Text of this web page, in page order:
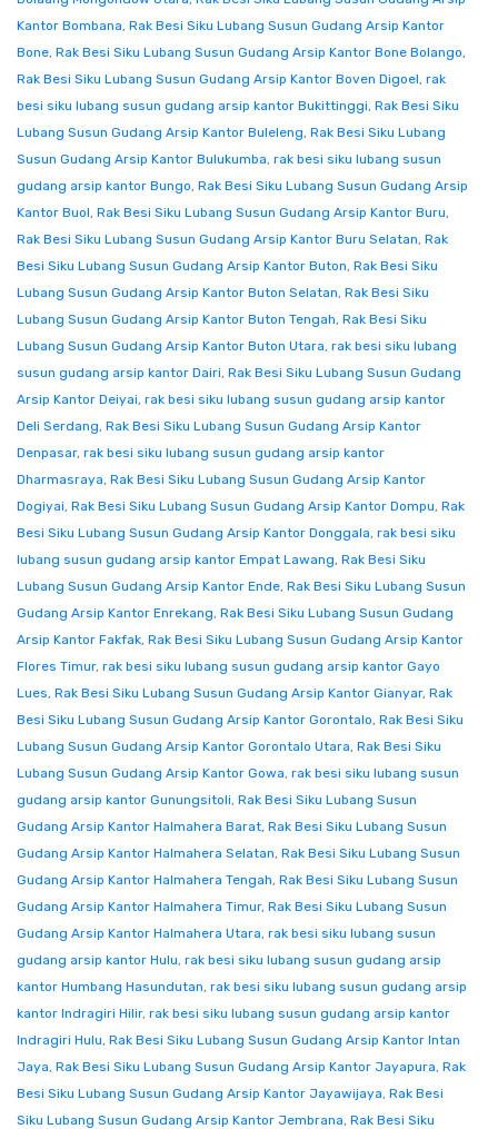
Kantor Bombana, Rak Besi Siku Lubang Susun Gudang Arsip Kantor
Bone, Rak Besi Siku Lubang Susun Gudang Arsip Kantor Bone Bolango,
Rak Besi Siku Lubang Susun Gudang Arsip Kantor Boven Digoel, rak
besi siku lubang susun gudang arsip kantor Bukittinggi, Rak Besi Siku
Lubang Susun Gudang Arsip Kantor Buleleng, Rak Besi Siku Lubang
Susun Gudang Arsip Kantor Bulukumba, rak besi siku lubang susun
gudang arsip kantor Bungo, Rak Besi Siku Lubang Susun Gudang Arsip
Kantor Buol, Rak Besi Siku Lubang Susun Gudang Arsip Kantor Buru,
Rak Besi Siku Lubang Susun Gudang Arsip Kantor Buru Selatan, Rak
Besi Siku Lubang Susun Gudang Arsip Kantor Buton, Rak Besi Siku
Lubang Susun Gudang Arsip Kantor Buton Selatan, Rak Besi Siku
Lubang Susun Gudang Arsip Kantor Buton Tengah, Rak Besi Siku
Lubang Susun Gudang Arsip Kantor Buton Utara, rak besi siku lubang
susun gudang arsip kantor Dairi, Rak Besi Siku Lubang Susun Gudang
Arsip Kantor Deiyai, rak besi siku lubang susun gudang arsip kantor
Deli Serdang, Rak Besi Siku Lubang Susun Gudang Arsip Kantor
Denpasar, rak besi siku lubang susun gudang arsip kantor
Dharmasraya, Rak Besi Siku Lubang Susun Gudang Arsip Kantor
Dogiyai, Rak Besi Siku Lubang Susun Gudang Arsip Kantor Dompu, Rak
Besi Siku Lubang Susun Gudang Arsip Kantor Donggala, rak besi siku
lubang susun gudang arsip kantor Empat Lawang, Rak Besi Siku
Lubang Susun Gudang Arsip Kantor Ende, Rak Besi Siku Lubang Susun
Gudang Arsip Kantor Enrekang, Rak Besi Siku Lubang Susun Gudang
Arsip Kantor Fakfak, Rak Besi Siku Lubang Susun Gudang Arsip Kantor
Flores Timur, rak besi siku lubang susun gudang arsip kantor Gayo
Lues, Rak Besi Siku Lubang Susun Gudang Arsip Kantor Gianyar, Rak
Besi Siku Lubang Susun Gudang Arsip Kantor Gorontalo, Rak Besi Siku
Lubang Susun Gudang Arsip Kantor Gorontalo Utara, Rak Besi Siku
Lubang Susun Gudang Arsip Kantor Gowa, rak besi siku lubang susun
gudang arsip kantor Gunungsitoli, Rak Besi Siku Lubang Susun
Gudang Arsip Kantor Halmahera Barat, Rak Besi Siku Lubang Susun
Gudang Arsip Kantor Halmahera Selatan, Rak Besi Siku Lubang Susun
Gudang Arsip Kantor Halmahera Tengah, Rak Besi Siku Lubang Susun
Gudang Arsip Kantor Halmahera Timur, Rak Besi Siku Lubang Susun
Gudang Arsip Kantor Halmahera Utara, rak besi siku lubang susun
gudang arsip kantor Hulu, rak besi siku lubang susun gudang arsip
kantor Humbang Hasundutan, rak besi siku lubang susun gudang arsip
kantor Indragiri Hilir, rak besi siku lubang susun gudang arsip kantor
Indragiri Hulu, Rak Besi Siku Lubang Susun Gudang Arsip Kantor Intan
Jaya, Rak Besi Siku Lubang Susun Gudang Arsip Kantor Jayapura, Rak
Besi Siku Lubang Susun Gudang Arsip Kantor Jayawijaya, Rak Besi
Siku Lubang Susun Gudang Arsip Kantor Jembrana, Rak Besi Siku